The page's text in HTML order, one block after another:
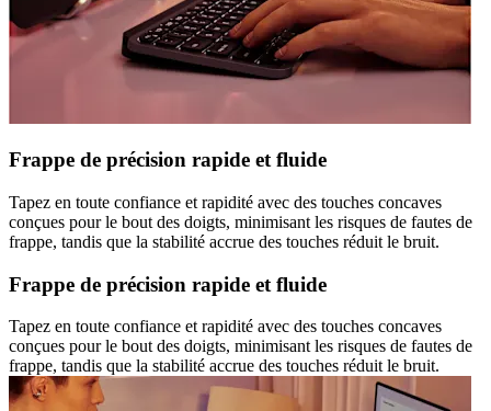
Frappe de précision rapide et fluide
Tapez en toute confiance et rapidité avec des touches concaves
conçues pour le bout des doigts, minimisant les risques de fautes de
frappe, tandis que la stabilité accrue des touches réduit le bruit.
Frappe de précision rapide et fluide
Tapez en toute confiance et rapidité avec des touches concaves
conçues pour le bout des doigts, minimisant les risques de fautes de
frappe, tandis que la stabilité accrue des touches réduit le bruit.